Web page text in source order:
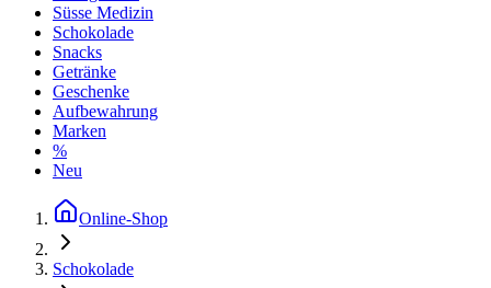
Süsse Medizin
Schokolade
Snacks
Getränke
Geschenke
Aufbewahrung
Marken
%
Neu
Online-Shop
Schokolade